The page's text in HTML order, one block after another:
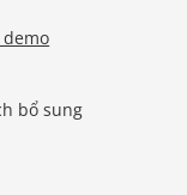
bổ sung